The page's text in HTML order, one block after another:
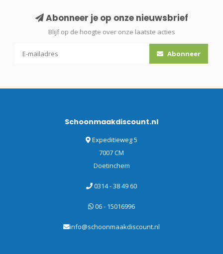
Abonneer je op onze nieuwsbrief
Blijf op de hoogte over onze laatste acties
Abonneer
Schoonmaakdiscount.nl
Expeditieweg 5
7007 CM
Doetinchem
0314 - 38 49 60
06 - 15016996
info@schoonmaakdiscount.nl